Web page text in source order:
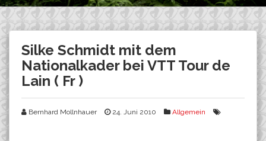
Silke Schmidt mit dem
Nationalkader bei VTT Tour de
Lain ( Fr )
Bernhard Mollnhauer 24. Juni 2010 Allgemein